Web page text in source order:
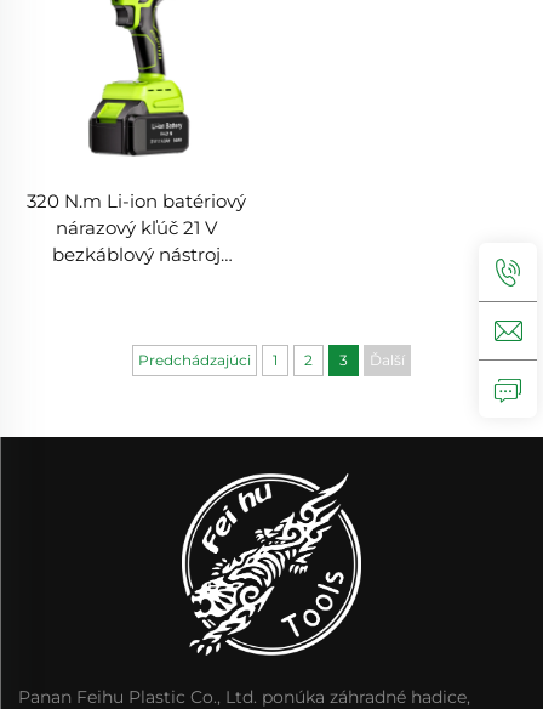
320 N.m Li-ion batériový
nárazový kľúč 21 V
bezkáblový nástroj
ručný nárazový kľúč
Predchádzajúci 1 2 3 Ďalší
Panan Feihu Plastic Co., Ltd. ponúka záhradné hadice,